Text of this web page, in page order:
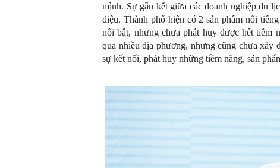
mình. Sự gắn kết giữa các doanh nghiệp du
điệu. Thành phố hiện có 2 sản phẩm nổi
nổi bật, nhưng chưa phát huy được hết tiềm
qua nhiều địa phương, nhưng cũng chưa
sự kết nối, phát huy những tiềm năng, sản